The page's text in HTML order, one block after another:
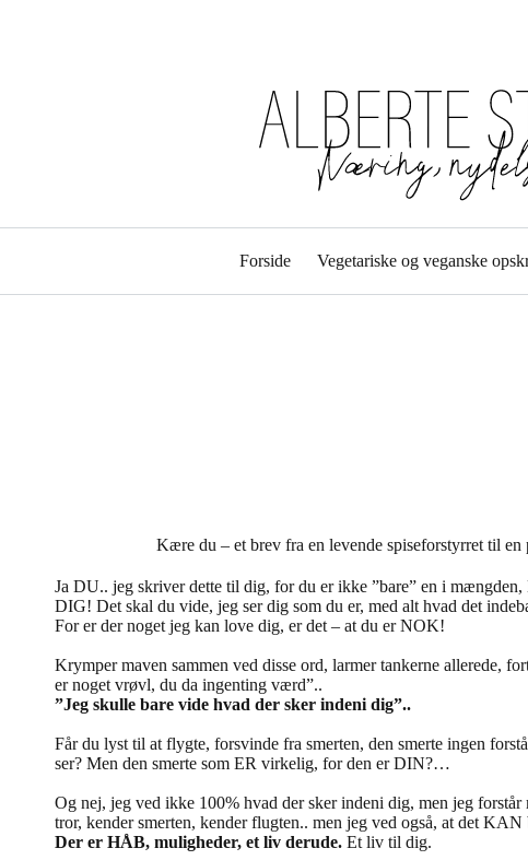
Forside Vegetariske og veganske
Kære du – et brev fra en levende spiseforstyrret til en
Ja DU.. jeg skriver dette til dig, for du er ikke ”bare” en i mængden,
DIG! Det skal du vide, jeg ser dig som du er, med alt hvad det
For er der noget jeg kan love dig, er det – at du er NOK!
Krymper maven sammen ved disse ord, larmer tankerne allerede,
er noget vrøvl, du da ingenting værd”..
”Jeg skulle bare vide hvad der sker indeni dig”..
Får du lyst til at flygte, forsvinde fra smerten, den smerte ingen
ser? Men den smerte som ER virkelig, for den er DIN?…
Og nej, jeg ved ikke 100% hvad der sker indeni dig, men jeg forstår
tror, kender smerten, kender flugten.. men jeg ved også, at det KAN
Der er HÅB, muligheder, et liv derude. Et liv til dig.